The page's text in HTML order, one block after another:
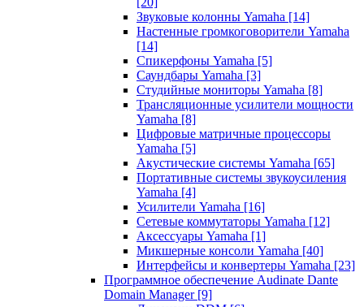
Звуковые колонны Yamaha [14]
Настенные громкоговорители Yamaha
[14]
Спикерфоны Yamaha [5]
Саундбары Yamaha [3]
Студийные мониторы Yamaha [8]
Трансляционные усилители мощности
Yamaha [8]
Цифровые матричные процессоры
Yamaha [5]
Акустические системы Yamaha [65]
Портативные системы звукоусиления
Yamaha [4]
Усилители Yamaha [16]
Сетевые коммутаторы Yamaha [12]
Аксессуары Yamaha [1]
Микшерные консоли Yamaha [40]
Интерфейсы и конвертеры Yamaha [23]
Программное обеспечение Audinate Dante
Domain Manager [9]